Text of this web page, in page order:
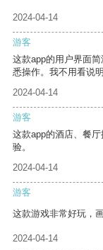
2024-04-14
游客
这款app的用户界面
悉操作。我不用看说
2024-04-14
游客
这款app的酒店、餐
验。
2024-04-14
游客
这款游戏非常好玩，
2024-04-14